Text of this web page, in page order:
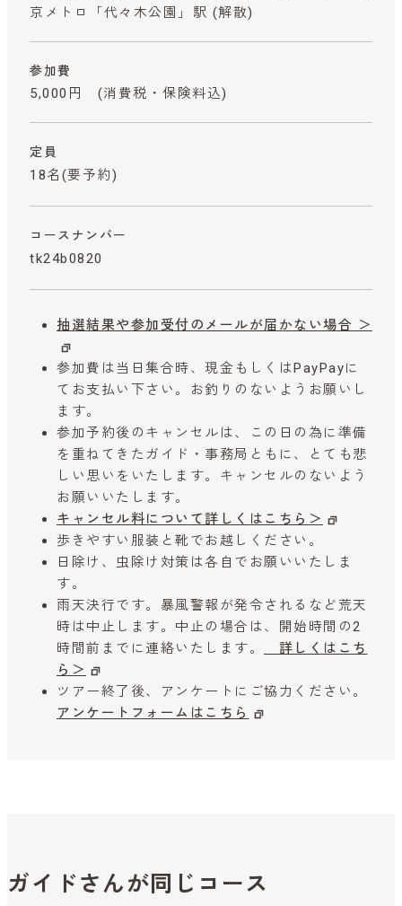
京メトロ「代々木公園」駅 (解散)
参加費
5,000円 (消費税・保険料込)
定員
18名(要予約)
コースナンバー
tk24b0820
抽選結果や参加受付のメールが届かない場合 ＞
参加費は当日集合時、現金もしくはPayPayに
てお支払い下さい。お釣りのないようお願いし
ます。
参加予約後のキャンセルは、この日の為に準備
を重ねてきたガイド・事務局ともに、とても悲
しい思いをいたします。キャンセルのないよう
お願いいたします。
キャンセル料について詳しくはこちら＞
歩きやすい服装と靴でお越しください。
日除け、虫除け対策は各自でお願いいたしま
す。
雨天決行です。暴風警報が発令されるなど荒天
時は中止します。中止の場合は、開始時間の2
時間前までに連絡いたします。
詳しくはこち
ら＞
ツアー終了後、アンケートにご協力ください。
アンケートフォームはこちら
ガイドさんが同じコース